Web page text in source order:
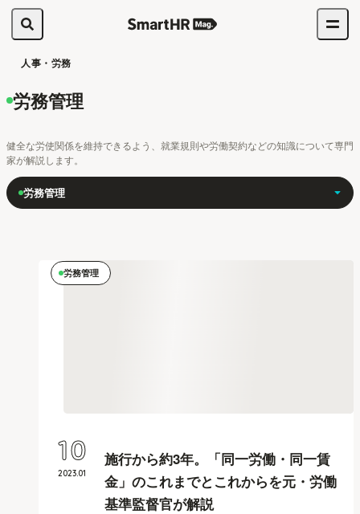
人事・労務
労務管理
健全な労使関係を維持できるよう、就業規則や労働契約などの知識について専門
家が解説します。
労務管理
労務管理
施行から約3年。「同一労働・同一賃
金」のこれまでとこれからを元・労働
基準監督官が解説
2023.01
10